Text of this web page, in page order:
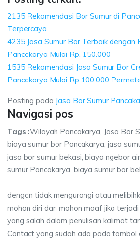
2135 Rekomendasi Bor Sumur di
Terpercaya
4235 Jasa Sumur Bor Terbaik dengan
Pancakarya Mulai Rp. 150.000
1535 Rekomendasi Jasa Sumur Bor
Pancakarya Mulai Rp 100.000
Posting pada Jasa Bor Sumur
Navigasi pos
Tags :Wilayah Pancakarya, Jasa Bor
biaya sumur bor Pancakarya, jasa
jasa bor sumur bekasi, biaya ngebor
sumur Pancakarya, biaya sumur bor
dengan tidak mengurangi atau
mohon diri dan mohon maaf jika
yang salah dalam penulisan kalimat
Contact yang sudah ada pada tombol